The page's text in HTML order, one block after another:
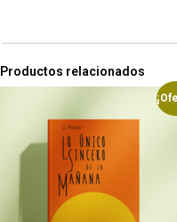
Productos relacionados